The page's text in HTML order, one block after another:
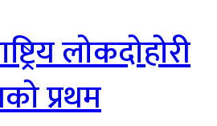
लोकदोहोरी
प्रथम